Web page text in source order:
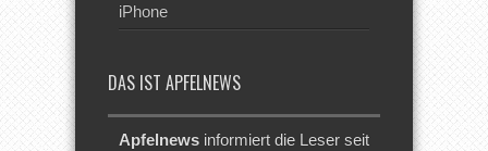
iPhone
DAS IST APFELNEWS
Apfelnews informiert die Leser seit